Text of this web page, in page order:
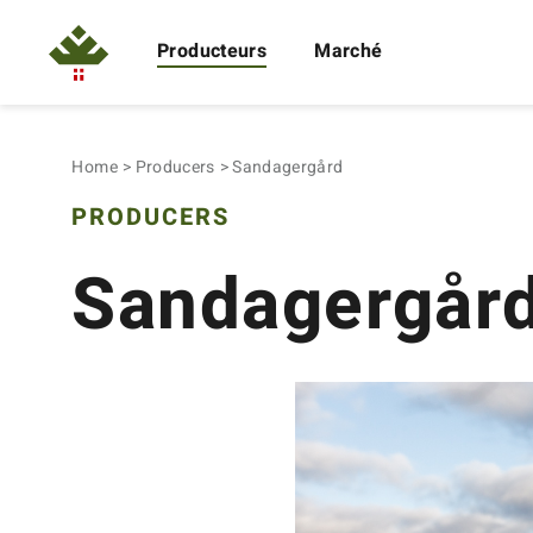
Producteurs Marché
Home Producers Sandagergård
PRODUCERS